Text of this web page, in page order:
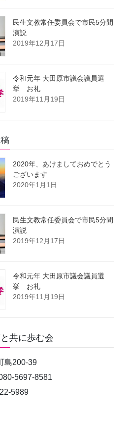
民生文教常任委員会で市民5分間
演説
2019年12月17日
令和元年 大田原市議会議員選
挙 お礼
2019年11月19日
2020年、あけましておめでとう
ございます
2020年1月1日
民生文教常任委員会で市民5分間
演説
2019年12月17日
令和元年 大田原市議会議員選
挙 お礼
2019年11月19日
共に歩む会
島200-39
5697-8581
5989